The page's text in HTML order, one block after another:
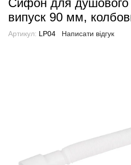
Сифон для душового
випуск 90 мм,
Артикул: LP04 Написати відгук